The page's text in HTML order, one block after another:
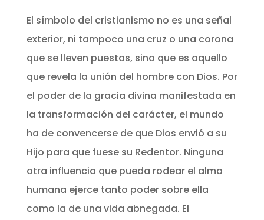
El símbolo del cristianismo no es una señal
exterior, ni tampoco una cruz o una corona
que se lleven puestas, sino que es aquello
que revela la unión del hombre con Dios. Por
el poder de la gracia divina manifestada en
la transformación del carácter, el mundo
ha de convencerse de que Dios envió a su
Hijo para que fuese su Redentor. Ninguna
otra influencia que pueda rodear el alma
humana ejerce tanto poder sobre ella
como la de una vida abnegada. El